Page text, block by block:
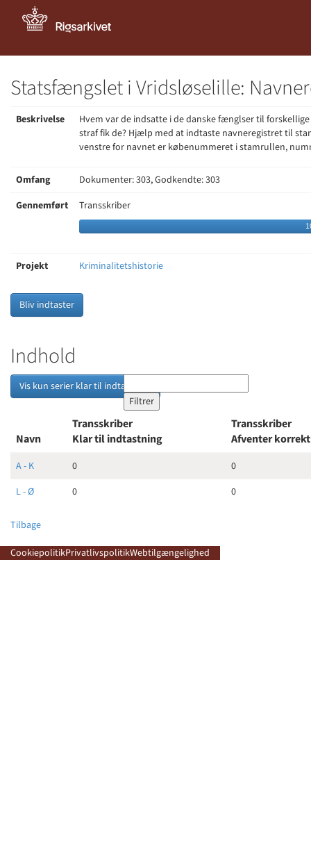
Statsfængslet i Vridsløselille:
Beskrivelse
Hvem var de indsatte i de danske fænglser til
straf fik de? Hjælp med at indtaste navneregistret til
venstre for navnet er købenummeret i stamrullen,
Omfang
Dokumenter: 303, Godkendte: 303
Gennemført
Transskriber
Projekt Kriminalitetshistorie
Bliv indtaster
Indhold
Vis kun serier klar til indtastning
Navn
Transskriber
Klar til indtastning
Transskriber
Afventer
A - K 0
0
L - Ø
0 0
Tilbage
CookiepolitikPrivatlivspolitikWebtilgængelighed